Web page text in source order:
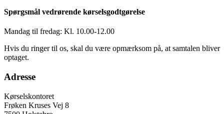
Spørgsmål vedrørende kørselsgodtgørelse
Mandag til fredag: Kl. 10.00-12.00
Hvis du ringer til os, skal du være opmærksom på, at samtalen bliver
optaget.
Adresse
Kørselskontoret
Frøken Kruses Vej 8